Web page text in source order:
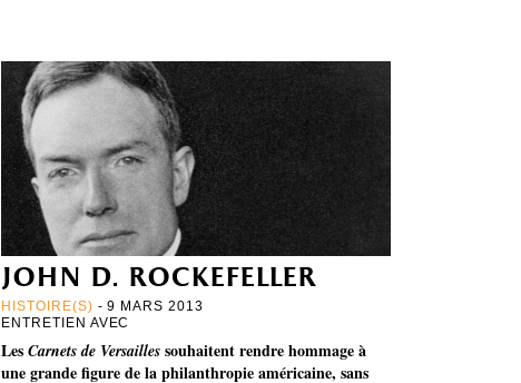
john d. rockefeller
HISTOIRE(S) - 9 MARS 2013
ENTRETIEN AVEC
Les Carnets de Versailles souhaitent rendre hommage à
une grande figure de la philanthropie américaine, sans